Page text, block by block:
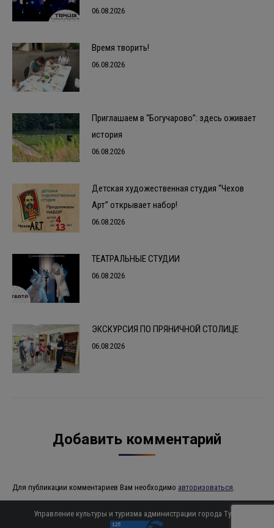
06.08.2026
Время творить!
06.08.2026
Приглашаем в “Богучарово”: здесь оживает
история
06.08.2026
Детская художественная студия “Чехов
Арт” открывает набор!
06.08.2026
ТЕАТРАЛЬНЫЕ СТУДИИ
06.08.2026
ЭКСКУРСИЯ ПО ПРЯНИЧНОЙ СТОЛИЦЕ
06.08.2026
Добавить комментарий
Для публикации комментариев Вам необходимо авторизоваться
Управление культуры и туризма администрации города Тулы